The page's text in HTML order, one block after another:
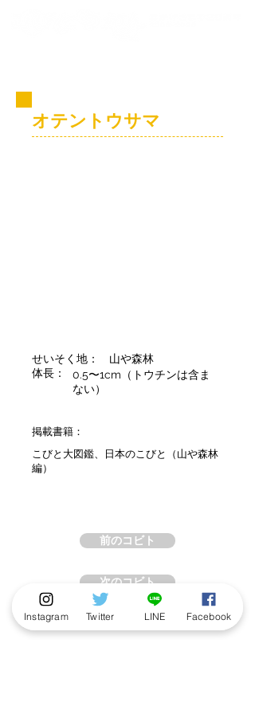
オテントウサマ
せいそく地：
山や森林
体長：
0.5〜1cm（トウチンは含ま
ない）
掲載書籍：
こびと大図鑑、日本のこびと（山や森林
編）
前のコビト
次のコビト
Instagram Twitter LINE Facebook